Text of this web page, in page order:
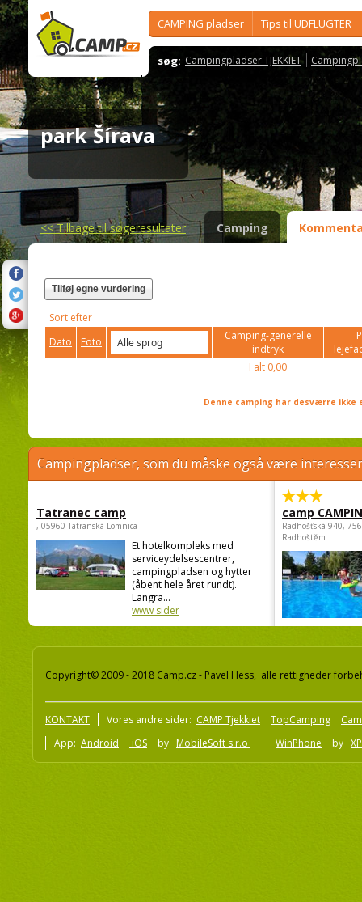
CAMPING pladser Tips til UDFLUGTER
søg: Campingpladser TJEKKIET
park Šírava
<<Tilbage til søgeresultater Camping
Tilføj egne vurdering
Sort efter
Dato
Foto
Camping-generelle
indtryk
I alt 0,00
Denne camping har desværre
Campingpladser, som du måske også være
Tatranec camp
, 05960 Tatranská Lomnica
Et hotelkompleks med
serviceydelsescentrer,
campingpladsen og hytter
(åbent hele året rundt).
Langra...
www sider
camp
Radhošťská 940,
Radhoštěm
Copyright© 2009 - 2018 Camp.cz - Pavel Hess, alle rettigheder
KONTAKT Vores andre sider: CAMP Tjekkiet TopCamping
App: Android iOS by MobileSoft s.r.o WinPhone by